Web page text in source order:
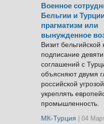
Военное
Бельгии и
прагматизм или
вынужденное
Визит
подписание
соглашений с
объясняют двумя
российской
укреплять
промышленность.
МК-Турция
| 04